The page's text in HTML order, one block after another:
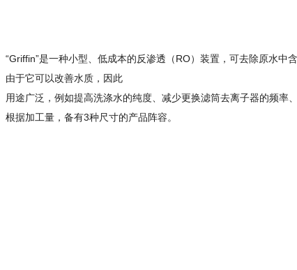
“Griffin”是一种小型、低成本的反渗透（RO）装置，可去除原水中
由于它可以改善水质，因此
用途广泛，例如提高洗涤水的纯度、减少更换滤筒去离子器的频率
根据加工量，备有3种尺寸的产品阵容。